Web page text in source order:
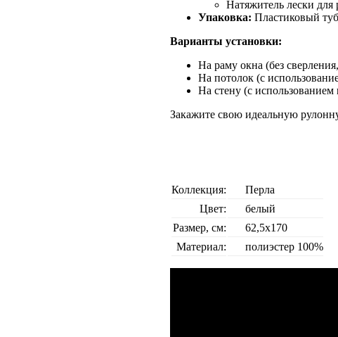
Натяжитель лески для
Упаковка: Пластиковый
Варианты установки:
На раму окна (без
На потолок (с
На стену (с
Закажите свою идеальную
Коллекция:
Перла
Цвет:
белый
Размер, см:
62,5х170
Материал:
полиэстер 100%